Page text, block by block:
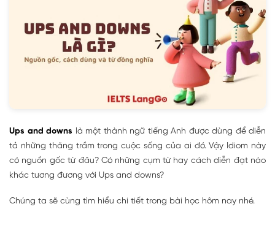
Ups and downs là một thành ngữ tiếng Anh được dùng để diễn
tả những thăng trầm trong cuộc sống của ai đó. Vậy Idiom này
có nguồn gốc từ đâu? Có những cụm từ hay cách diễn đạt nào
khác tương đương với Ups and downs?
Chúng ta sẽ cùng tìm hiểu chi tiết trong bài học hôm nay nhé.